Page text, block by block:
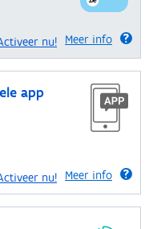
Meer info
nu!
app
Meer info
nu!